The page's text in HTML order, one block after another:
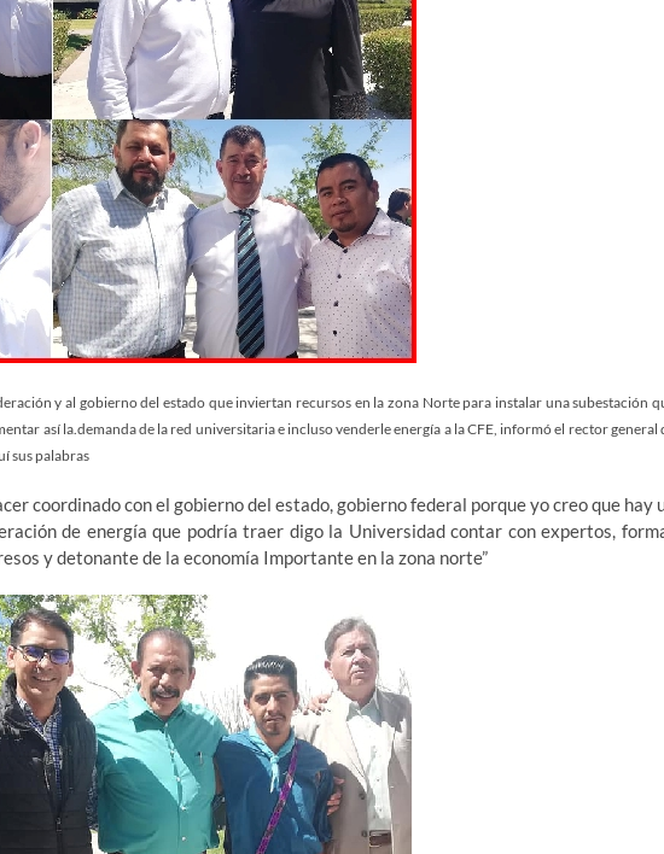
y al gobierno del estado que inviertan recursos en la zona Norte para instalar una subestación
así la.demanda de la red universitaria e incluso venderle energía a la CFE, informó el rector general
sus palabras
coordinado con el gobierno del estado, gobierno federal porque yo creo que hay
de energía que podría traer digo la Universidad contar con expertos,
y detonante de la economía Importante en la zona norte”